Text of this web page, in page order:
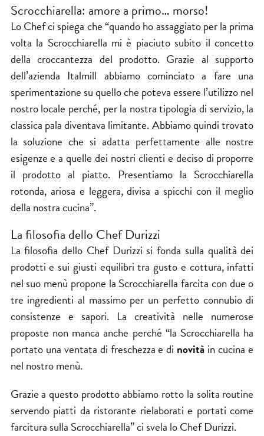
Scrocchiarella: amore a primo… morso!
Lo Chef ci spiega che “quando ho assaggiato per la prima
volta la Scrocchiarella mi è piaciuto subito il concetto
della croccantezza del prodotto. Grazie al supporto
dell’azienda Italmill abbiamo cominciato a fare una
sperimentazione su quello che poteva essere l’utilizzo nel
nostro locale perché, per la nostra tipologia di servizio, la
classica pala diventava limitante. Abbiamo quindi trovato
la soluzione che si adatta perfettamente alle nostre
esigenze e a quelle dei nostri clienti e deciso di proporre
il prodotto al piatto. Presentiamo la Scrocchiarella
rotonda, ariosa e leggera, divisa a spicchi con il meglio
della nostra cucina”.
La filosofia dello Chef Durizzi
La filosofia dello Chef Durizzi si fonda sulla qualità dei
prodotti e sui giusti equilibri tra gusto e cottura, infatti
nel suo menù propone la Scrocchiarella farcita con due o
tre ingredienti al massimo per un perfetto connubio di
consistenze e sapori. La creatività nelle numerose
proposte non manca anche perché “la Scrocchiarella ha
portato una ventata di freschezza e di novità in cucina e
nel nostro menù.
Grazie a questo prodotto abbiamo rotto la solita routine
servendo piatti da ristorante rielaborati e portati come
farcitura sulla Scrocchiarella” ci svela lo Chef Durizzi.